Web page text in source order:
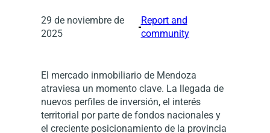
29 de noviembre de
2025
Report and
community
El mercado inmobiliario de Mendoza
atraviesa un momento clave. La llegada de
nuevos perfiles de inversión, el interés
territorial por parte de fondos nacionales y
el creciente posicionamiento de la provincia